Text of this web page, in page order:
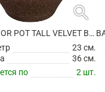
search
ВАЗА NOOR POT TALL VELVET BROWN
23 см.
36 см.
по
2 шт.